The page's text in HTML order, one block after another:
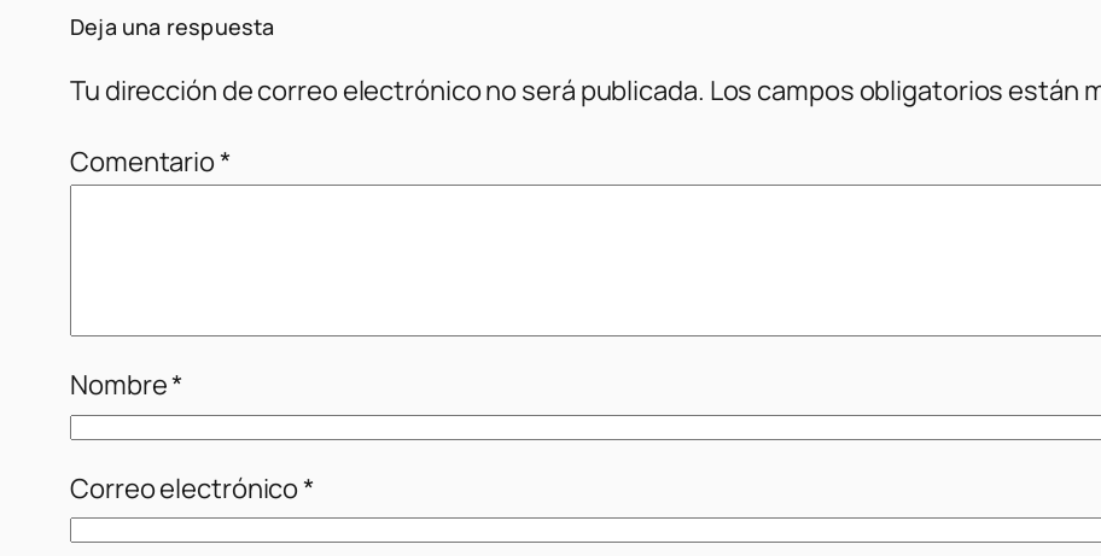
Deja una respuesta
Tu dirección de correo electrónico no será publicada. Los campos obligatorios están
Comentario*
Nombre*
Correo electrónico*